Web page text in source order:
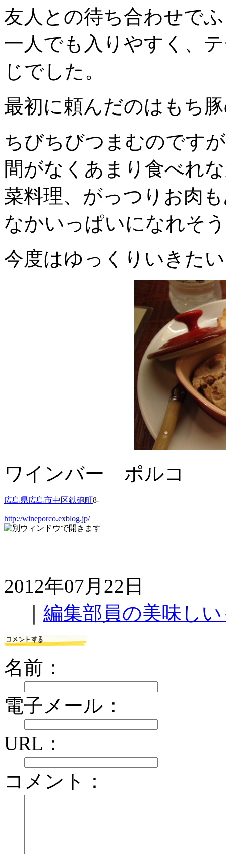
友人との待ち合わせで
一人でも入りやすく、
じでした。
最初に頼んだのはもち
ちびちびつまむのです
間がなくあまり食べれ
菜料理、がっつりお肉
なかいっぱいになれそ
今度はゆっくりいきた
ワインバー ポルコ
広島県広島市中区鉄砲町8-
http://wineporco.exblog.jp/
2012年07月22日
編集部員の美味し
名前：
電子メール：
URL：
コメント：